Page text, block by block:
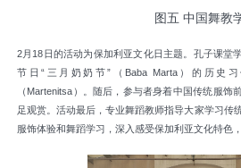
图五 中国舞教
2月18日的活动为保加利亚文化日主题。孔子课堂
节日“三月奶奶节”（Baba Marta）的历史
（Martenitsa）。随后，参与者身着中国传统服饰
足观赏。活动最后，专业舞蹈教师指导大家学习传
服饰体验和舞蹈学习，深入感受保加利亚文化特色